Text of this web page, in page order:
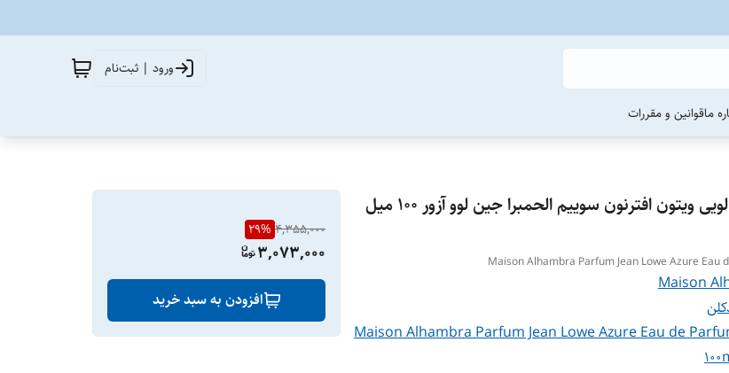
ورود | ثبت‌نام
ماقوانین و مقررات
عطر ادکلن لویی ویتون افترنون سوییم الحمبرا جین لوو آزور ۱۰۰ میل
Maison Alhambra Parfum Jean Lowe Azure Eau
Maison
Maison Alhambra Parfum Jean Lowe Azure Eau de
4,355,000
29%
3,073,000
افزودن به سبد خرید